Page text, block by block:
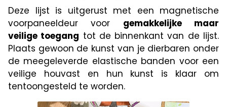
Deze lijst is uitgerust met een magnetische
voorpaneeldeur voor gemakkelijke maar
veilige toegang tot de binnenkant van de lijst.
Plaats gewoon de kunst van je dierbaren onder
de meegeleverde elastische banden voor een
veilige houvast en hun kunst is klaar om
tentoongesteld te worden.